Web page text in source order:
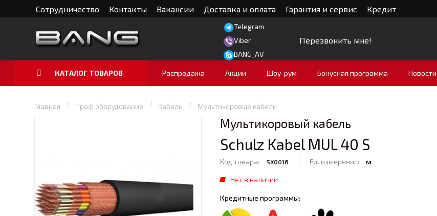
Сотрудничество Контакты Вакансии Доставка и оплата Гарантия и сервис Кредит
Telegram
Viber
BANG_AV
Перезвонить мне!
КАТАЛОГ ТОВАРОВ Распродажа Акции Шоу-рум Бонусная программа
Главная Проф оборудование Кабели Мультикоровые кабели
Мультикоровый кабель
Schulz Kabel MUL 40 S
Код товара: SK0016 Ед. измерения: м
Нет в наличии
Кредитные программы: